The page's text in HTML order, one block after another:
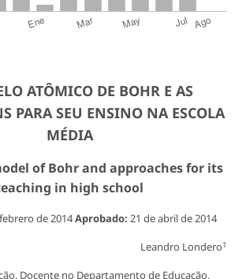
ATÔMICO DE BOHR E AS
PARA SEU ENSINO NA ESCOLA
MÉDIA
of Bohr and approaches for its
in high school
de 2014Aprobado: 21 de abril de 2014
Leandro Londero1
Docente no Departamento de Educação,